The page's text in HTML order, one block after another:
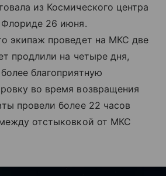
из Космического центра
26 июня.
экипаж проведет на МКС две
продлили на четыре дня,
благоприятную
во время возвращения
провели более 22 часов
отстыковкой от МКС